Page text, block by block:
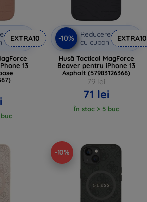
EXTRA10
13
-10%
Reducere
cu cupon
EXTRA10
Husă Tactical MagForce
Beaver pentru iPhone 13
Asphalt (57983126366)
79 lei
71 lei
În stoc > 5 buc
-10%